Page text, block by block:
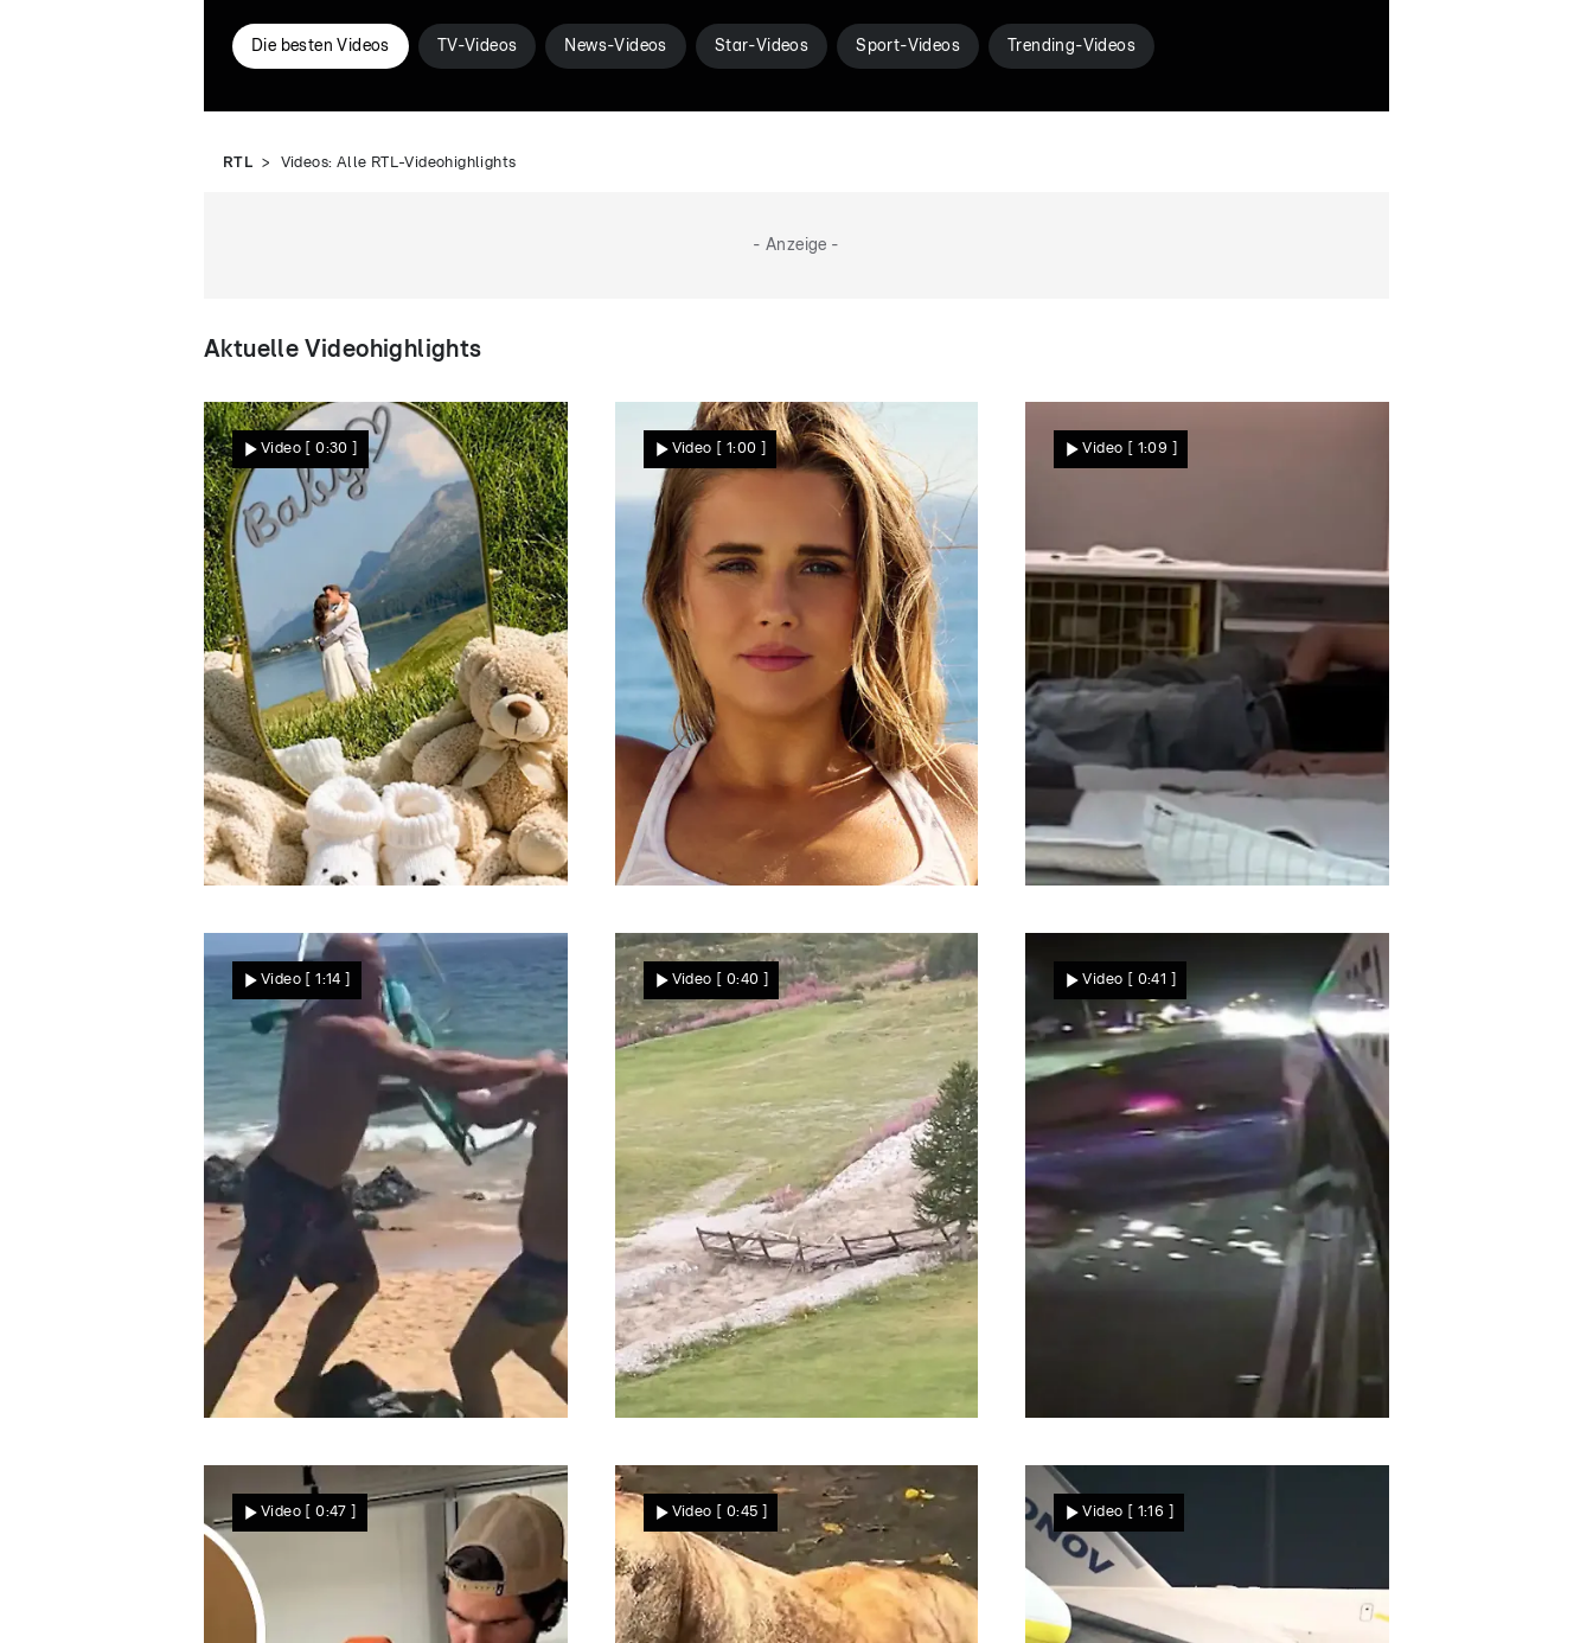
Die besten Videos TV-Videos News-Videos Star-Videos Sport-Videos Trending-Videos
RTL Videos: Alle RTL-Videohighlights
- Anzeige -
Aktuelle Videohighlights
Baby-News bei den
Schumachers! SIE freuen
sich auf süßen Nachwuchs
Star News
Video [ 0:30 ]
„Die komplette blanke
Nele!“ DIESER Serien-Star
lässt für den Playboy die
Hüllen fallen
Video [ 1:00 ]
Fummel-Spielchen bei
IKEA! Pärchen macht
intensiven Matratzentest –
vor allen Kunden
Nachrichten
Video [ 1:09 ]
Politiker attackiert
Strandbesucher – mit
einem Liegestuhl!
Nachrichten
Video [ 1:14 ]
Naturgewalt am
Matterhorn! Sturzflut reißt
Brücke mit
Nachrichten
Video [ 0:40 ]
Autofahrerin will
ausweichen – und fliegt in
einen Linienbus!
Nachrichten
Video [ 0:41 ]
Video [ 0:47 ] Video [ 0:45 ] Video [ 1:16 ]